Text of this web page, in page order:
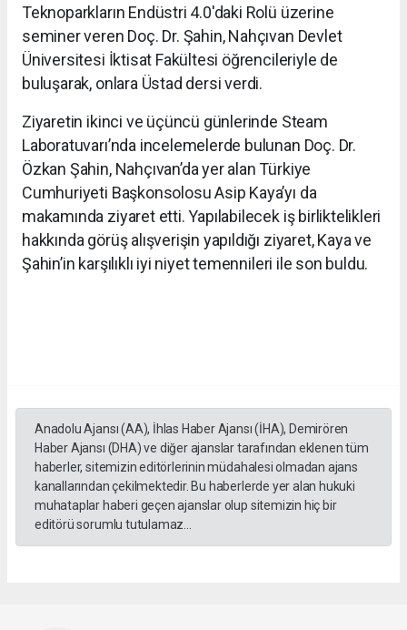
Teknoparkların Endüstri 4.0'daki Rolü üzerine
seminer veren Doç. Dr. Şahin, Nahçıvan Devlet
Üniversitesi İktisat Fakültesi öğrencileriyle de
buluşarak, onlara Üstad dersi verdi.
Ziyaretin ikinci ve üçüncü günlerinde Steam
Laboratuvarı’nda incelemelerde bulunan Doç. Dr.
Özkan Şahin, Nahçıvan’da yer alan Türkiye
Cumhuriyeti Başkonsolosu Asip Kaya’yı da
makamında ziyaret etti. Yapılabilecek iş birliktelikleri
hakkında görüş alışverişin yapıldığı ziyaret, Kaya ve
Şahin’in karşılıklı iyi niyet temennileri ile son buldu.
Anadolu Ajansı (AA), İhlas Haber Ajansı (İHA), Demirören
Haber Ajansı (DHA) ve diğer ajanslar tarafından eklenen tüm
haberler, sitemizin editörlerinin müdahalesi olmadan ajans
kanallarından çekilmektedir. Bu haberlerde yer alan hukuki
muhataplar haberi geçen ajanslar olup sitemizin hiç bir
editörü sorumlu tutulamaz...